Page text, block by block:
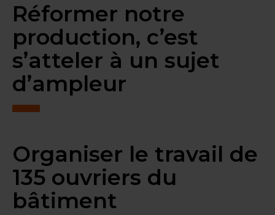
Réformer notre
production, c’est
s’atteler à un sujet
d’ampleur
Organiser le travail de
135 ouvriers du
bâtiment